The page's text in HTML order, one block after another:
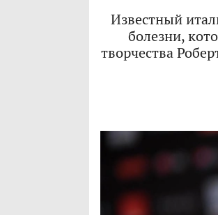
Известный
болезни,
творчества